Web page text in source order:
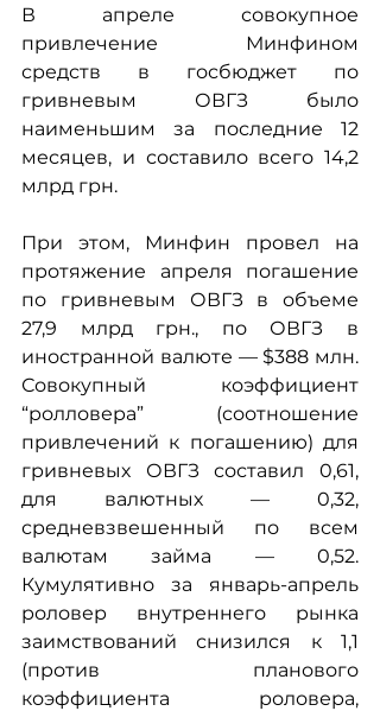
В апреле совокупное
привлечение Минфином
средств в госбюджет по
гривневым ОВГЗ было
наименьшим за последние 12
месяцев, и составило всего 14,2
млрд грн.
При этом, Минфин провел на
протяжение апреля погашение
по гривневым ОВГЗ в объеме
27,9 млрд грн., по ОВГЗ в
иностранной валюте — $388 млн.
Совокупный коэффициент
“ролловера” (соотношение
привлечений к погашению) для
гривневых ОВГЗ составил 0,61,
для валютных — 0,32,
средневзвешенный по всем
валютам займа — 0,52.
Кумулятивно за январь-апрель
роловер внутреннего рынка
заимствований снизился к 1,1
(против планового
коэффициента роловера,